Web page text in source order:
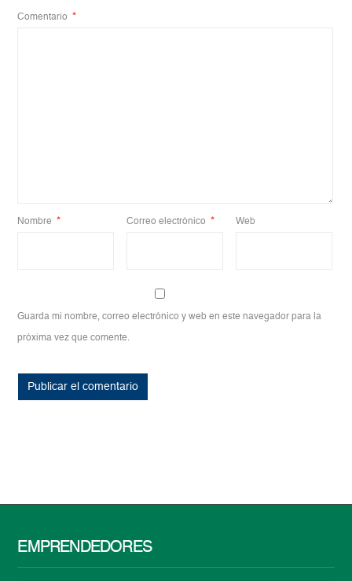
Comentario *
Nombre * Correo electrónico * Web
Guarda mi nombre, correo electrónico y web en este navegador para la
próxima vez que comente.
EMPRENDEDORES